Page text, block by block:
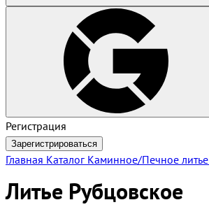
Регистрация
Зарегистрироваться
Главная Каталог Каминное/Печное литье
Литье Рубцовское